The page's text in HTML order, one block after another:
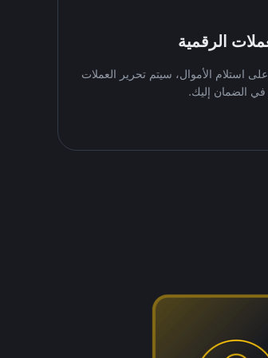
على استلام الأموال، سيتم تحرير العملات
في الضمان إليك.